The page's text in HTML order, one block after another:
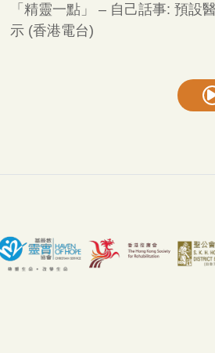
「精靈一點」 – 自己話事: 預設
示 (香港電台)